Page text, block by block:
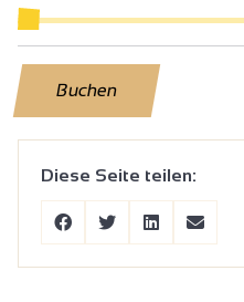
Buchen
Diese Seite teilen: